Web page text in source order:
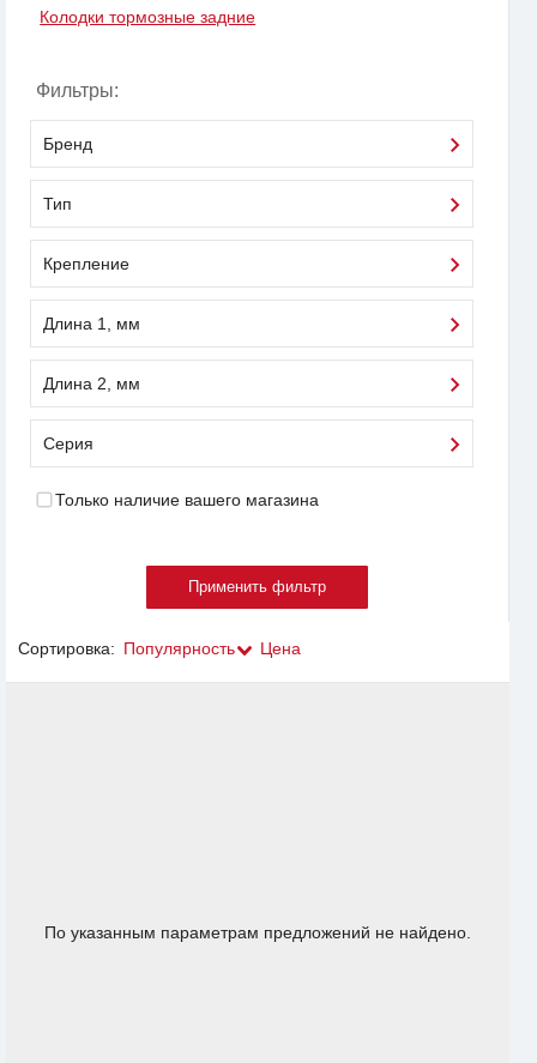
Колодки тормозные задние
Фильтры:
Бренд
Тип
Крепление
Длина 1, мм
Длина 2, мм
Серия
Только наличие вашего магазина
Сортировка: Популярность Цена
По указанным параметрам предложений не найдено.